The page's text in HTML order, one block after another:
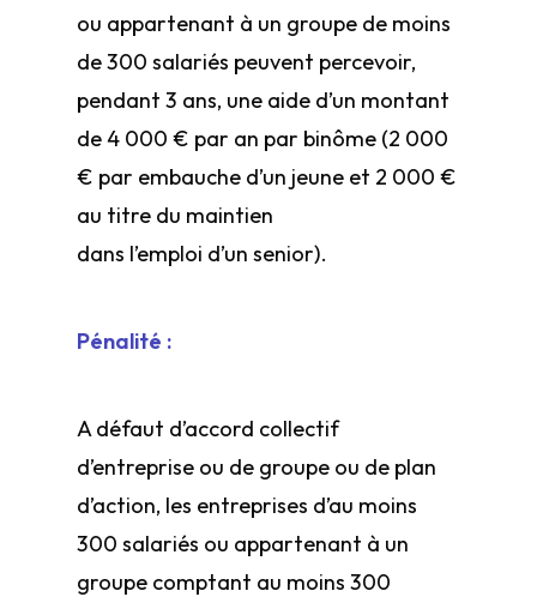
ou appartenant à un groupe de moins
de 300 salariés peuvent percevoir,
pendant 3 ans, une aide d’un montant
de 4 000 € par an par binôme (2 000
€ par embauche d’un jeune et 2 000 €
au titre du maintien
dans l’emploi d’un senior).
Pénalité :
A défaut d’accord collectif
d’entreprise ou de groupe ou de plan
d’action, les entreprises d’au moins
300 salariés ou appartenant à un
groupe comptant au moins 300